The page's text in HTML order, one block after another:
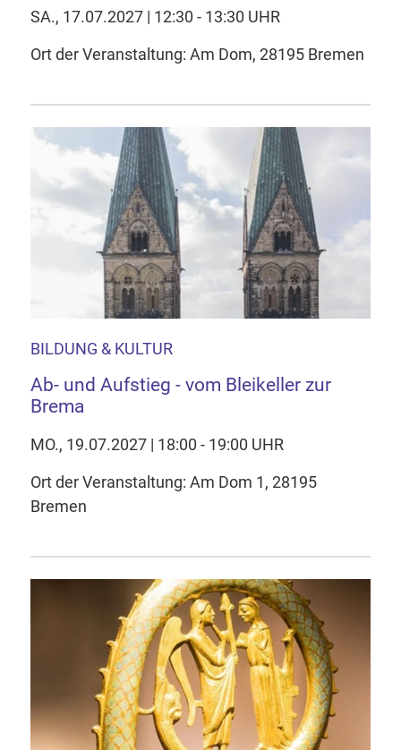
SA., 17.07.2027 | 12:30 - 13:30 UHR
Ort der Veranstaltung: Am Dom, 28195 Bremen
BILDUNG & KULTUR
Ab- und Aufstieg - vom Bleikeller zur
Brema
MO., 19.07.2027 | 18:00 - 19:00 UHR
Ort der Veranstaltung: Am Dom 1, 28195
Bremen